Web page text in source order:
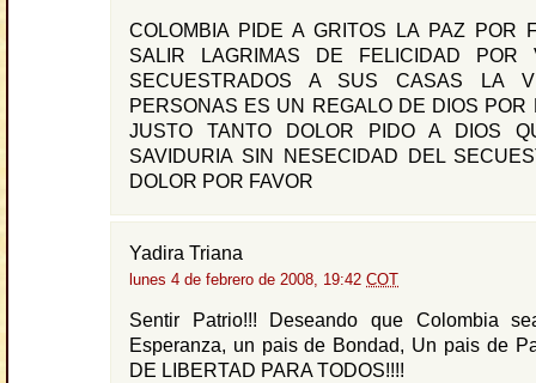
COLOMBIA PIDE A GRITOS LA PAZ POR
SALIR LAGRIMAS DE FELICIDAD POR
SECUESTRADOS A SUS CASAS LA
PERSONAS ES UN REGALO DE DIOS POR
JUSTO TANTO DOLOR PIDO A DIOS
SAVIDURIA SIN NESECIDAD DEL
DOLOR POR FAVOR
Yadira Triana
lunes 4 de febrero de 2008, 19:42 COT
Sentir Patrio!!! Deseando que Colombia
Esperanza, un pais de Bondad, Un pais de
DE LIBERTAD PARA TODOS!!!!